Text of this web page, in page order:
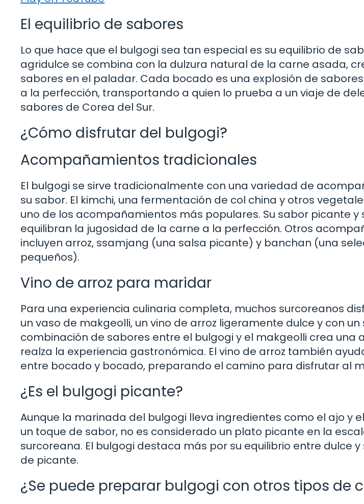
El equilibrio de sabores
Lo que hace que el bulgogi sea tan especial es su equilibrio de
agridulce se combina con la dulzura natural de la carne asada,
sabores en el paladar. Cada bocado es una explosión de
a la perfección, transportando a quien lo prueba a un viaje de
sabores de Corea del Sur.
¿Cómo disfrutar del bulgogi?
Acompañamientos tradicionales
El bulgogi se sirve tradicionalmente con una variedad de
su sabor. El kimchi, una fermentación de col china y otros
uno de los acompañamientos más populares. Su sabor picante y
equilibran la jugosidad de la carne a la perfección. Otros
incluyen arroz, ssamjang (una salsa picante) y banchan (una
pequeños).
Vino de arroz para maridar
Para una experiencia culinaria completa, muchos surcoreanos
un vaso de makgeolli, un vino de arroz ligeramente dulce y con un
combinación de sabores entre el bulgogi y el makgeolli crea una
realza la experiencia gastronómica. El vino de arroz también
entre bocado y bocado, preparando el camino para disfrutar al
¿Es el bulgogi picante?
Aunque la marinada del bulgogi lleva ingredientes como el ajo y
un toque de sabor, no es considerado un plato picante en la
surcoreana. El bulgogi destaca más por su equilibrio entre dulce
de picante.
¿Se puede preparar bulgogi con otros tipos de